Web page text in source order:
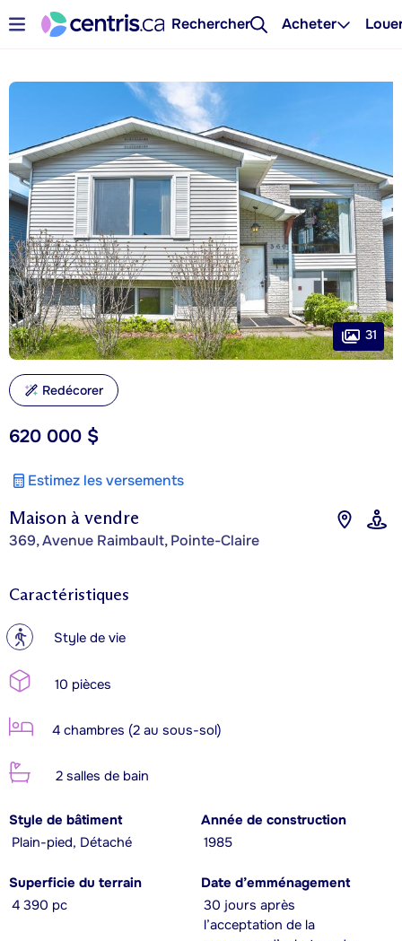
Rechercher Acheter
Maison à vendre
369, Avenue Raimbault, Pointe-Claire
620 000 $
Estimez les versements
31
Redécorer
Caractéristiques
? Style de vie
10 pièces
4 chambres (2 au sous-sol)
2 salles de bain
Style de bâtiment
Plain-pied, Détaché
Année de construction
1985
Superficie du terrain
4 390 pc
Date d’emménagement
30 jours après
l’acceptation de la